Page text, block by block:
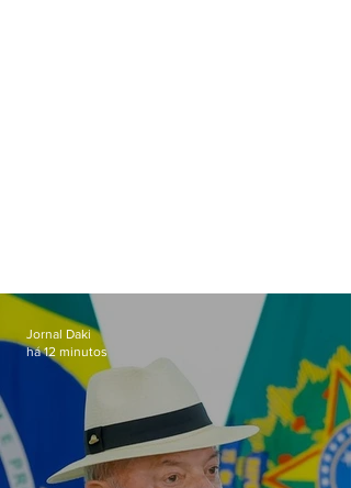
Jornal Daki
há 12 minutos